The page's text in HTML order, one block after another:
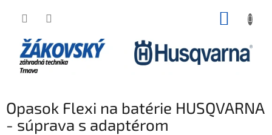
Opasok Flexi na batérie HUSQVARNA
- súprava s adaptérom